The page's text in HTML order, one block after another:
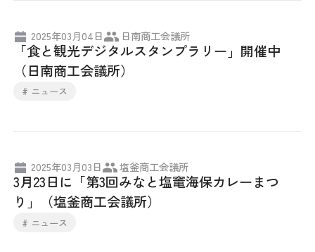
2025年03月04日 日南商工会議所
「食と観光デジタルスタンプラリー」開催中
（日南商工会議所）
# ニュース
2025年03月03日 塩釜商工会議所
3月23日に「第3回みなと塩竃海保カレーまつ
り」（塩釜商工会議所）
# ニュース